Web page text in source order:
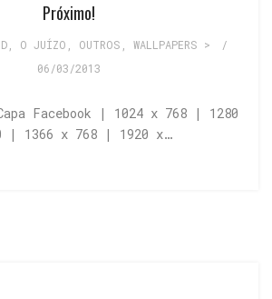
Próximo!
, O JUÍZO OUTROS WALLPAPERS >
/
06/03/2013
Facebook | 1024 x 768 | 1280
| 1366 x 768 | 1920 x…